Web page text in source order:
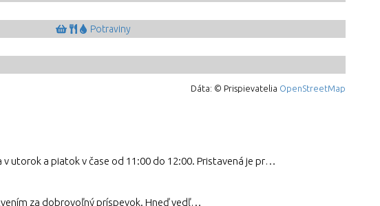
Potraviny
Dáta: © Prispievatelia OpenStreetMap
Do dediny po zatvorení obchodu prichádza pojazdná predajňa v utorok a piatok v čase od 11:00 do 12:00. Pristavená je pri autobusovej zastávke.
Kontaktujte starostku t.č: 0940500039, ochotne ubytuje v zbrojnici aj s občerstvením za dobrovoľný príspevok. Hneď vedľa je obchod otvorený od 7:30. (Zbrojnica je v rekonstrukcii, nie je mozne ubytovat, 12.8.2025)v Zbrojnici sa nedá ubytovať - jún 2026 a už ani nebude podľa aktuálneho infa.